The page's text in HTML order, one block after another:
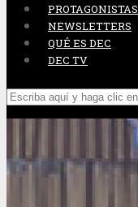
PROTAGONISTAS
NEWSLETTERS
QUÉ ES DEC
DEC TV